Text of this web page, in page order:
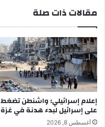
مقالات ذات صلة
إعلام إسرائيلي: واشنطن تضغط
على إسرائيل لبدء هدنة في غزة
أغسطس 8, 2026